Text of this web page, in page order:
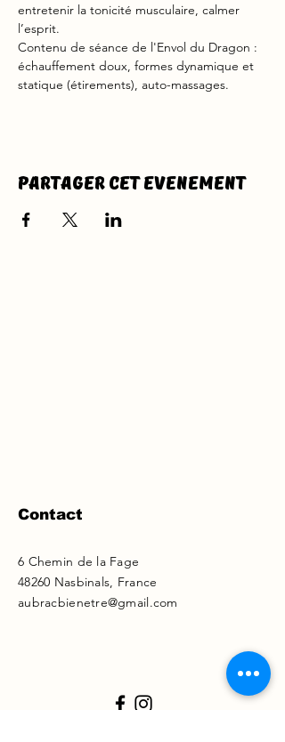
entretenir la tonicité musculaire, calmer
l’esprit.
Contenu de séance de l'Envol du Dragon :
échauffement doux, formes dynamique et
statique (étirements), auto-massages.
Partager cet evenement
Contact
6 Chemin de la Fage
48260 Nasbinals, France
aubracbienetre@gmail.com